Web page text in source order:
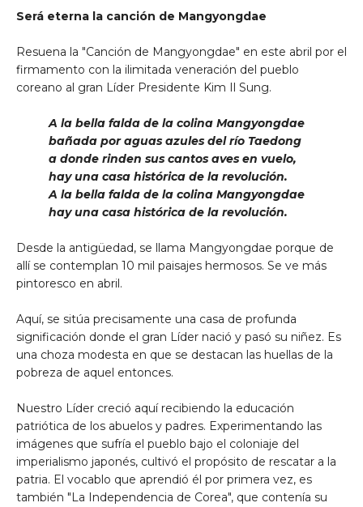
Será eterna la canción de Mangyongdae
Resuena la "Canción de Mangyongdae" en este abril por el
firmamento con la ilimitada veneración del pueblo
coreano al gran Líder Presidente Kim Il Sung.
A la bella falda de la colina Mangyongdae
bañada por aguas azules del río Taedong
a donde rinden sus cantos aves en vuelo,
hay una casa histórica de la revolución.
A la bella falda de la colina Mangyongdae
hay una casa histórica de la revolución.
Desde la antigüedad, se llama Mangyongdae porque de
allí se contemplan 10 mil paisajes hermosos. Se ve más
pintoresco en abril.
Aquí, se sitúa precisamente una casa de profunda
significación donde el gran Líder nació y pasó su niñez. Es
una choza modesta en que se destacan las huellas de la
pobreza de aquel entonces.
Nuestro Líder creció aquí recibiendo la educación
patriótica de los abuelos y padres. Experimentando las
imágenes que sufría el pueblo bajo el coloniaje del
imperialismo japonés, cultivó el propósito de rescatar a la
patria. El vocablo que aprendió él por primera vez, es
también "La Independencia de Corea", que contenía su